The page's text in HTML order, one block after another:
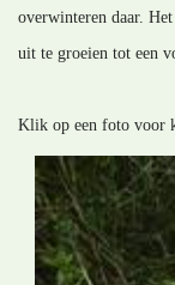
overwinteren daar.
uit te groeien tot een
Klik op een foto voor